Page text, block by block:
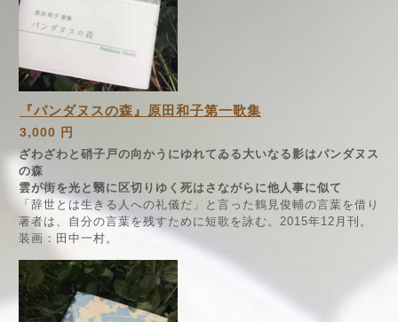
『パンダヌスの森』原田和子第一歌集
3,000 円
ざわざわと硝子戸の向かうにゆれてゐる大いなる影はパンダヌス
の森
雲が街を光と翳に区切りゆく死はさながらに他人事に似て
「辞世とは生きる人への礼儀だ」と言った鶴見俊輔の言葉を借り
著者は、自分の言葉を残すために短歌を詠む。2015年12月刊。
装画：田中一村。